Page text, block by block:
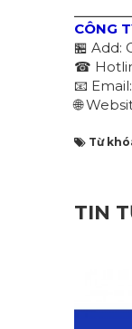
CÔNG
🏪 Add:
☎
📧
🌐
Từ
TIN